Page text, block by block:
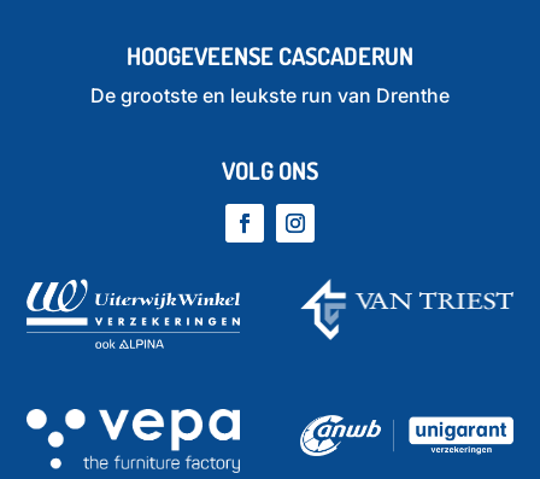
HOOGEVEENSE CASCADERUN
De grootste en leukste run van Drenthe
VOLG ONS